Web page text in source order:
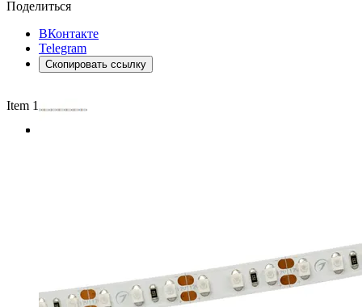
Поделиться
ВКонтакте
Telegram
Скопировать ссылку
Item 1 of 3